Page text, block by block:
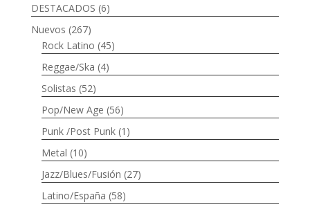
DESTACADOS (6)
Nuevos (267)
Rock Latino (45)
Reggae/Ska (4)
Solistas (52)
Pop/New Age (56)
Punk /Post Punk (1)
Metal (10)
Jazz/Blues/Fusión (27)
Latino/España (58)